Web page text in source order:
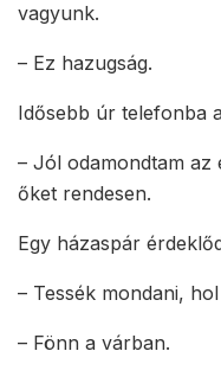
vagyunk.
– Ez hazugság.
Idősebb úr telefonba
– Jól odamondtam az
őket rendesen.
Egy házaspár
– Tessék mondani,
– Fönn a várban.